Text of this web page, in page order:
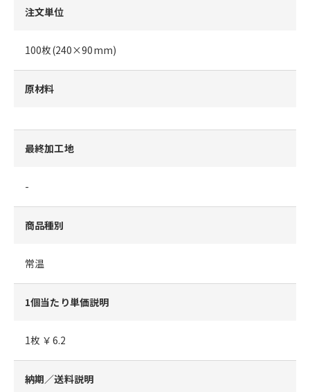
注文単位
100枚(240×90mm)
原材料
最終加工地
-
商品種別
常温
1個当たり単価説明
1枚 ￥6.2
納期／送料説明